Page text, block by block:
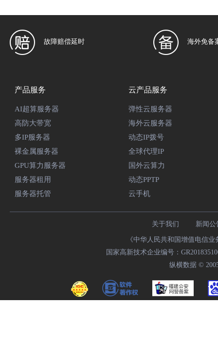
故障赔偿延时 海外免备
产品服务
AI超算服务器
高防大带宽
多IP服务器
裸金属服务器
GPU算力服务器
服务器租用
服务器托管
云产品服务
弹性云服务器
海外云服务器
动态IP拨号
全球代理IP
国外云算力
动态PPTP
云手机
关于我们 新闻公
《中华人民共和国增值电信
国家高新技术企业编号：
纵横数据 ©